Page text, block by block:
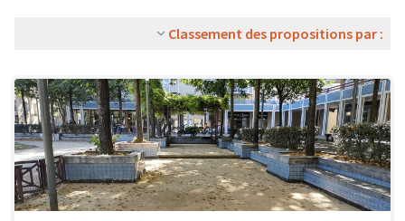
Classement des propositions par :